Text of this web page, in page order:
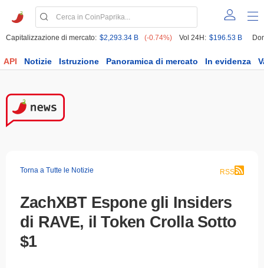
Capitalizzazione di mercato: $2,293.34 B (-0.74%) Vol 24H: $196.53 B
API Notizie Istruzione Panoramica di mercato In evidenza
Torna a Tutte le Notizie RSS
ZachXBT Espone gli Insiders
di RAVE, il Token Crolla Sotto
$1